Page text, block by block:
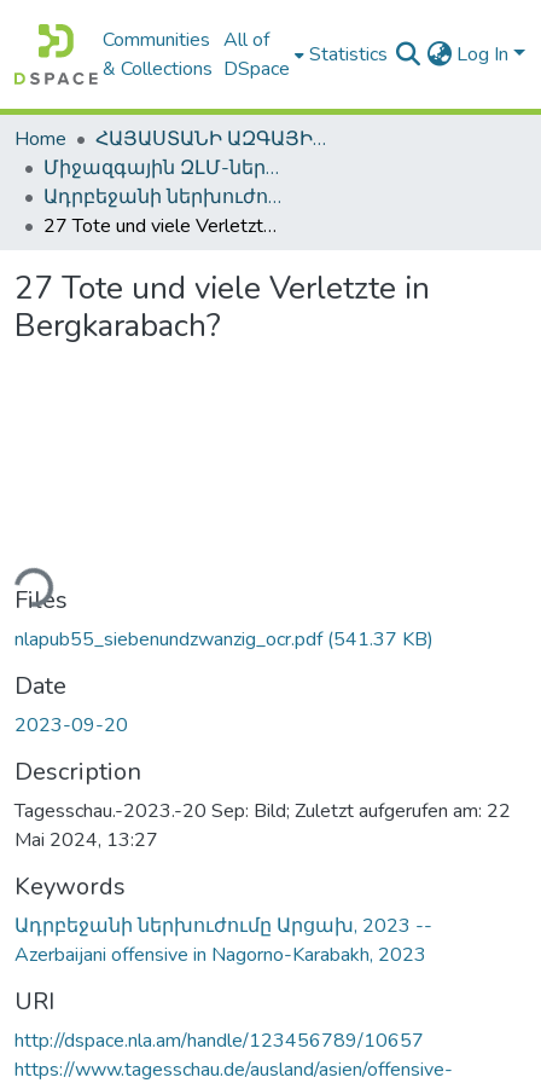
Communities
& Collections
All of
DSpace
Statistics Log In
Home
ՀԱՅԱՍՏԱՆԻ ԱԶԳԱՅԻՆ ԳՐԱԴԱՐԱՆԻ ԹՎԱՅԻՆ ՊԱՀՈՑ / DIGITAL REPOSITORY OF NLA
Միջազգային ԶԼՄ-ները Արցախի մասին / International mass media about Artsakh
Ադրբեջանի ներխուժումը Արցախ (19-20 սեպտեմբերի, 2023) / Azerbaijan's invasion of Artsakh (19-20 September 2023)
27 Tote und viele Verletzte in Bergkarabach?
27 Tote und viele Verletzte in
Bergkarabach?
Files
nlapub55_siebenundzwanzig_ocr.pdf(541.37 KB)
Date
2023-09-20
Description
Tagesschau.-2023.-20 Sep: Bild; Zuletzt aufgerufen am: 22
Mai 2024, 13:27
Keywords
Ադրբեջանի ներխուժումը Արցախ, 2023 --
Azerbaijani offensive in Nagorno-Karabakh, 2023
URI
http://dspace.nla.am/handle/123456789/10657
https://www.tagesschau.de/ausland/asien/offensive-